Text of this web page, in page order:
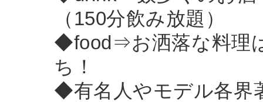
（150分飲み放題）
◆food⇒お洒落な料理
ち！
◆有名人やモデル各界